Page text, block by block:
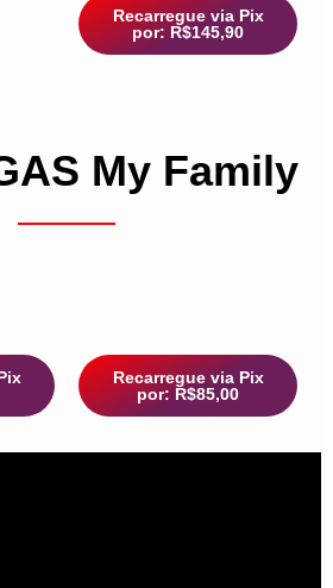
Recarregue via Pix
por: R$145,90
My Family
Recarregue via Pix
por: R$85,00